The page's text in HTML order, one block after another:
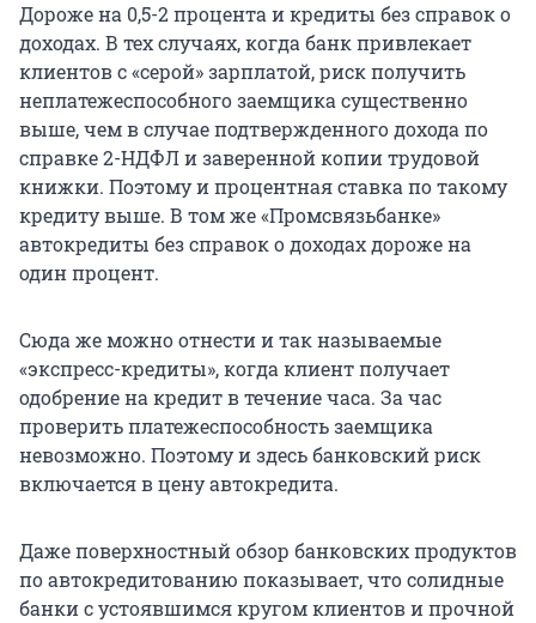
Дороже на 0,5-2 процента и кредиты без справок о
доходах. В тех случаях, когда банк привлекает
клиентов с «серой» зарплатой, риск получить
неплатежеспособного заемщика существенно
выше, чем в случае подтвержденного дохода по
справке 2-НДФЛ и заверенной копии трудовой
книжки. Поэтому и процентная ставка по такому
кредиту выше. В том же «Промсвязьбанке»
автокредиты без справок о доходах дороже на
один процент.
Сюда же можно отнести и так называемые
«экспресс-кредиты», когда клиент получает
одобрение на кредит в течение часа. За час
проверить платежеспособность заемщика
невозможно. Поэтому и здесь банковский риск
включается в цену автокредита.
Даже поверхностный обзор банковских продуктов
по автокредитованию показывает, что солидные
банки с устоявшимся кругом клиентов и прочной